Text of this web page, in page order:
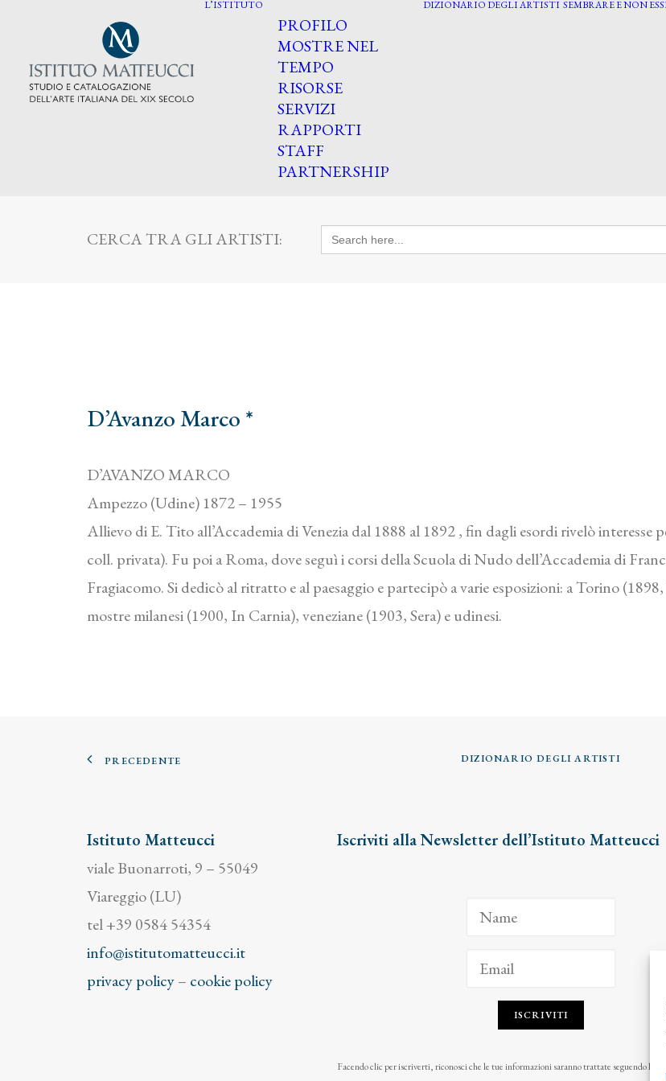
L’ISTITUTO
PROFILO
MOSTRE NEL
TEMPO
RISORSE
SERVIZI
RAPPORTI
STAFF
PARTNERSHIP
DIZIONARIO DEGLI ARTISTI SEMBRARE E NON
CERCA TRA GLI ARTISTI: Search
for:
D’Avanzo Marco *
D’AVANZO MARCO
Ampezzo (Udine) 1872 – 1955
Allievo di E. Tito all’Accademia di Venezia dal 1888 al 1892 , fin dagli esordi rivelò
coll. privata). Fu poi a Roma, dove seguì i corsi della Scuola di Nudo dell’Accademia di
Fragiacomo. Si dedicò al ritratto e al paesaggio e partecipò a varie esposizioni: a Torino
mostre milanesi (1900, In Carnia), veneziane (1903, Sera) e udinesi.
PRECEDENTE DIZIONARIO DEGLI ARTISTI
Istituto Matteucci
viale Buonarroti, 9 – 55049
Viareggio (LU)
tel +39 0584 54354
info@istitutomatteucci.it
privacy policy– cookie policy
Iscriviti alla Newsletter dell’Istituto Matteucci
ISCRIVITI
Facendo clic per iscriverti, riconosci che le tue informazioni saranno trattate seguendo la